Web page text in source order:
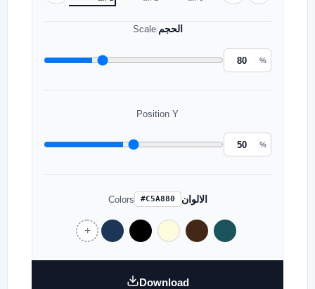
Scale/الحجم
%
Position Y
%
Colors #C5A880 الالوان
Download